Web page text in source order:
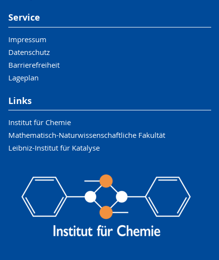
Service
Impressum
Datenschutz
Barrierefreiheit
Lageplan
Links
Institut für Chemie
Mathematisch-Naturwissenschaftliche Fakultät
Leibniz-Institut für Katalyse